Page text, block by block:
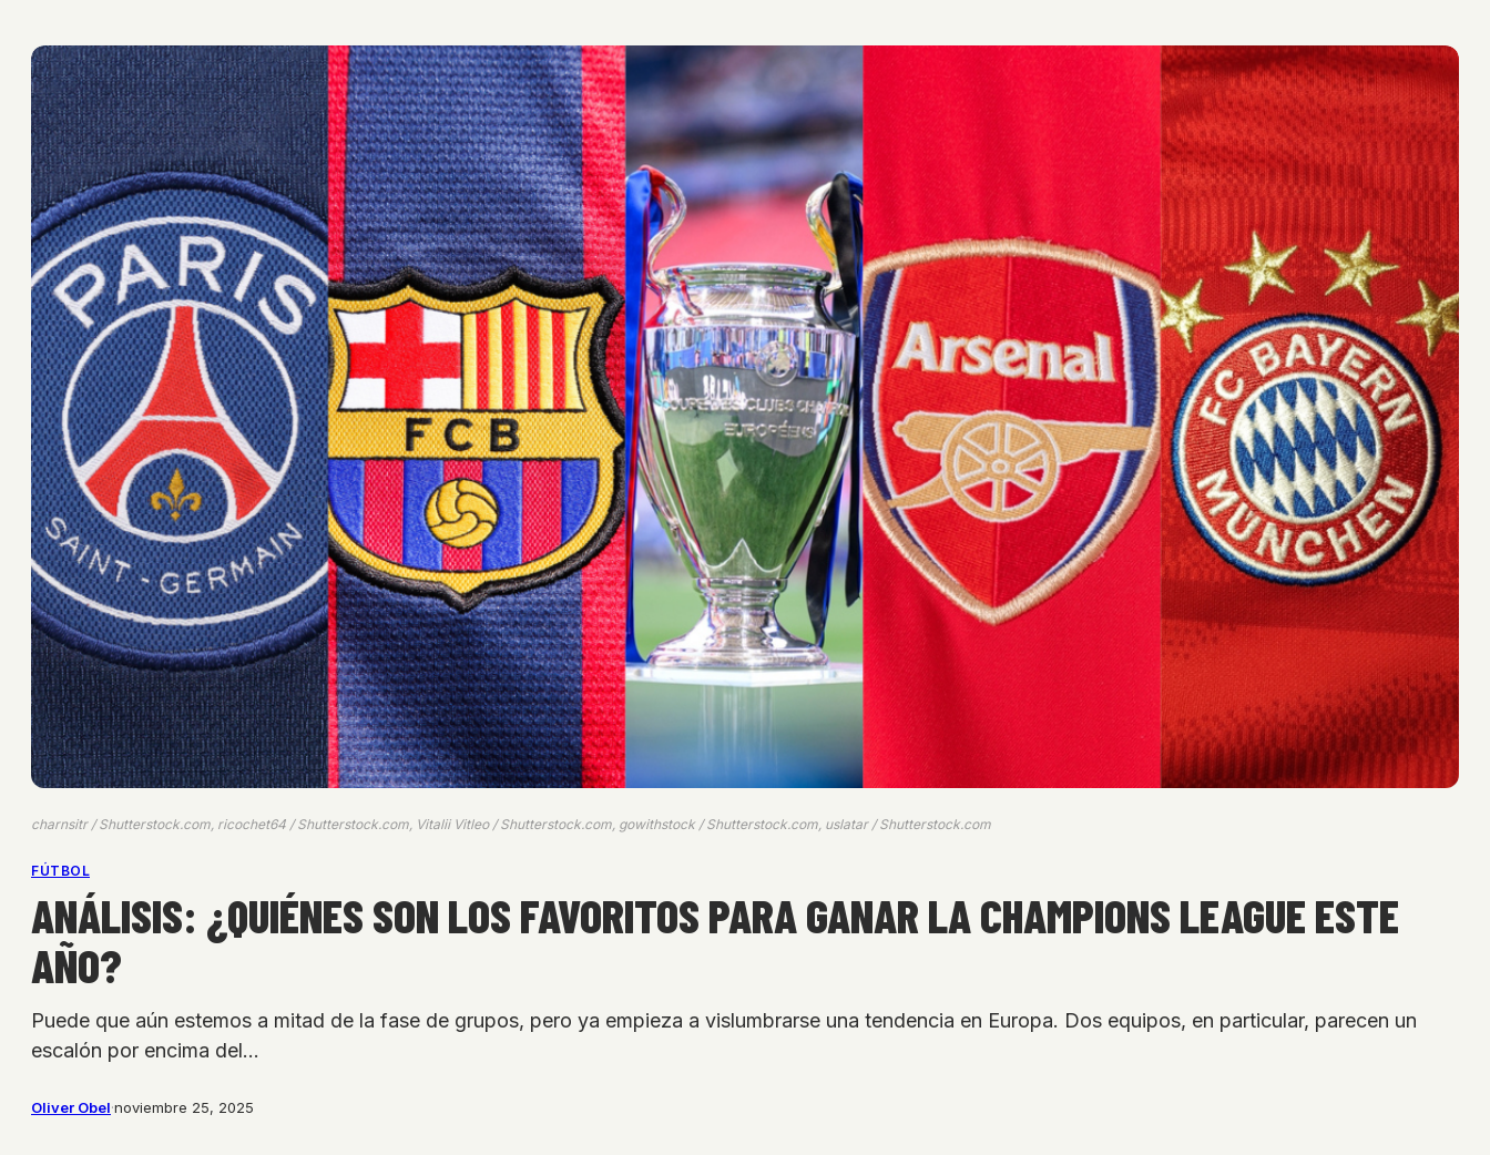
charnsitr / Shutterstock.com, ricochet64 / Shutterstock.com, Vitalii Vitleo / Shutterstock.com, gowithstock / Shutterstock.com, uslatar / Shutterstock.com
FÚTBOL
ANÁLISIS: ¿QUIÉNES SON LOS FAVORITOS PARA GANAR LA CHAMPIONS LEAGUE ESTE
AÑO?
Puede que aún estemos a mitad de la fase de grupos, pero ya empieza a vislumbrarse una tendencia en Europa. Dos equipos, en particular, parecen un
escalón por encima del…
Oliver Obel·noviembre 25, 2025